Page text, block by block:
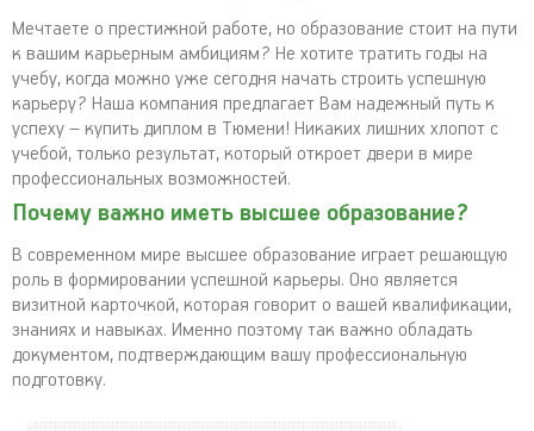
Мечтаете о престижной работе, но образование стоит на пути
к вашим карьерным амбициям? Не хотите тратить годы на
учебу, когда можно уже сегодня начать строить успешную
карьеру? Наша компания предлагает Вам надежный путь к
успеху – купить диплом в Тюмени! Никаких лишних хлопот с
учебой, только результат, который откроет двери в мире
профессиональных возможностей.
Почему важно иметь высшее образование?
В современном мире высшее образование играет решающую
роль в формировании успешной карьеры. Оно является
визитной карточкой, которая говорит о вашей квалификации,
знаниях и навыках. Именно поэтому так важно обладать
документом, подтверждающим вашу профессиональную
подготовку.